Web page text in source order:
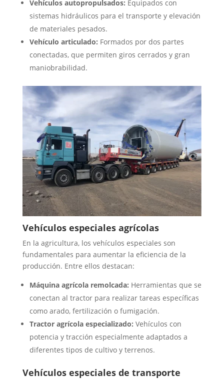
Vehículos autopropulsados: Equipados con
sistemas hidráulicos para el transporte y elevación
de materiales pesados.
Vehículo articulado: Formados por dos partes
conectadas, que permiten giros cerrados y gran
maniobrabilidad.
Vehículos especiales agrícolas
En la agricultura, los vehículos especiales son
fundamentales para aumentar la eficiencia de la
producción. Entre ellos destacan:
Máquina agrícola remolcada: Herramientas que se
conectan al tractor para realizar tareas específicas
como arado, fertilización o fumigación.
Tractor agrícola especializado: Vehículos con
potencia y tracción especialmente adaptados a
diferentes tipos de cultivo y terrenos.
Vehículos especiales de transporte